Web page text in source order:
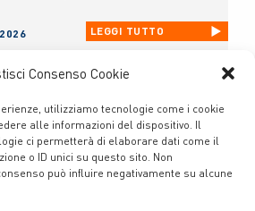
Consenso Cookie
utilizziamo tecnologie come i cookie
alle informazioni del dispositivo. Il
ci permetterà di elaborare dati come il
o ID unici su questo sito. Non
può influire negativamente su alcune
LEGGI TUTTO